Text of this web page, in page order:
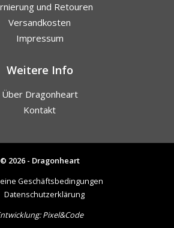
und Retouren
Versandkosten
Impressum
Weitere Info
Über Dragonheart
Kontakt
© 2026 - Dragonheart
Geschäftsbedingungen
Datenschutzerklärung
Pixel&Code